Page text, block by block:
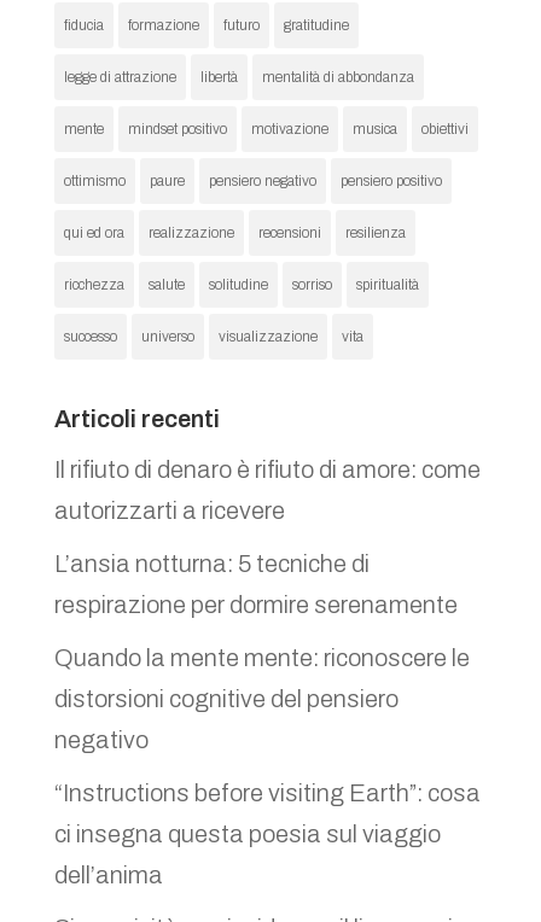
fiducia formazione futuro gratitudine
legge di attrazione libertà mentalità di abbondanza
mente mindset positivo motivazione musica obiettivi
ottimismo paure pensiero negativo pensiero positivo
qui ed ora realizzazione recensioni resilienza
ricchezza salute solitudine sorriso spiritualità
successo universo visualizzazione vita
Articoli recenti
Il rifiuto di denaro è rifiuto di amore: come
autorizzarti a ricevere
L’ansia notturna: 5 tecniche di
respirazione per dormire serenamente
Quando la mente mente: riconoscere le
distorsioni cognitive del pensiero
negativo
“Instructions before visiting Earth”: cosa
ci insegna questa poesia sul viaggio
dell’anima